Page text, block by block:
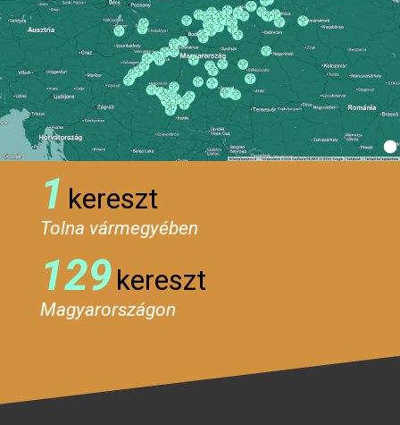
1 kereszt
Tolna vármegyében
129kereszt
Magyarországon